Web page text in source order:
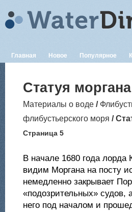
Главная Новое Популярное
Статуя моргана
Материалы о воде /
флибустьерского моря /
Страница 5
В начале 1680 года
видим Моргана на посту
немедленно закрывает
«подозрительных»
него под началом и